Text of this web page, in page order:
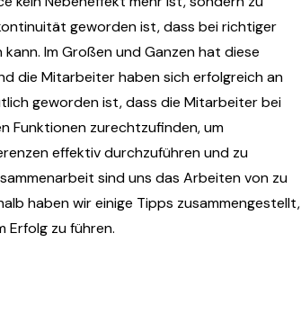
geworden ist, dass bei richtiger
Im Großen und Ganzen hat diese
die Mitarbeiter haben sich erfolgreich an
geworden ist, dass die Mitarbeiter bei
Funktionen zurechtzufinden, um
effektiv durchzuführen und zu
sind uns das Arbeiten von zu
haben wir einige Tipps zusammengestellt,
Erfolg zu führen.